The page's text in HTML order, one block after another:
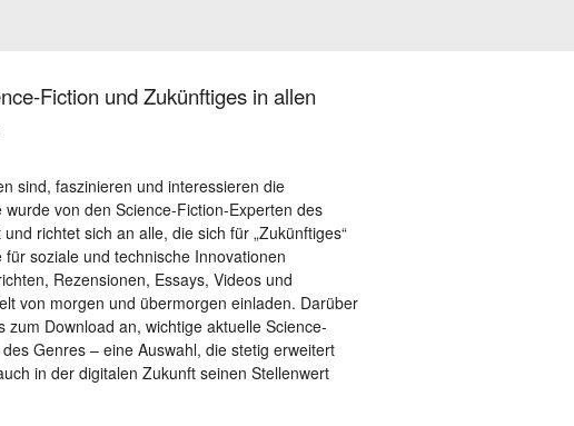
Fiction und Zukünftiges in allen
sind, faszinieren und interessieren die
von den Science-Fiction-Experten des
richtet sich an alle, die sich für „Zukünftiges“
soziale und technische Innovationen
Rezensionen, Essays, Videos und
von morgen und übermorgen einladen. Darüber
Download an, wichtige aktuelle Science-
Genres – eine Auswahl, die stetig erweitert
in der digitalen Zukunft seinen Stellenwert